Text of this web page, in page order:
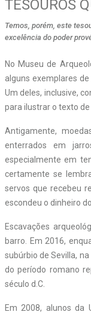
TESOUROS
Temos, porém, este
excelência do poder
No Museu de
alguns exemplares
Um deles, inclusive,
para ilustrar o texto de
Antigamente,
enterrados em
especialmente em
certamente se
servos que recebeu
escondeu o dinheiro
Escavações
barro. Em 2016,
subúrbio de Sevilla,
do período romano
século d.C.
Em 2008, alunos da